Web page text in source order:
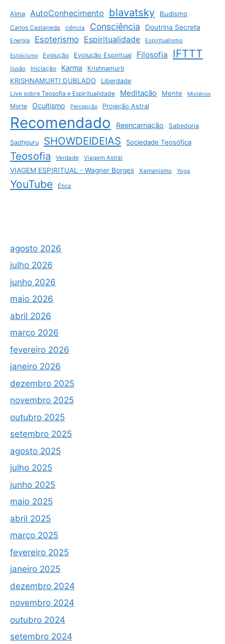
Alma AutoConhecimento blavatsky Budismo
Carlos Castaneda ciência Consciência Doutrina Secreta
Energia Esoterismo Espiritualidade Espiritualismo
Estoicismo Evolução Evolução Espiritual Filosofia IFTTT
ilusão Iniciação Karma Krishnamurti
KRISHNAMURTI DUBLADO
Liberdade
Live sobre Teosofia e Espiritualidade
Meditação Mente Mistérios
Morte Ocultismo Percepção Projeção Astral
Recomendado Reencarnação Sabedoria
Sadhguru SHOWDEIDEIAS Sociedade Teosófica
Teosofia Verdade Viagem Astral
VIAGEM ESPIRITUAL - Wagner Borges Xamanismo Yoga
YouTube Ética
agosto 2026
julho 2026
junho 2026
maio 2026
abril 2026
março 2026
fevereiro 2026
janeiro 2026
dezembro 2025
novembro 2025
outubro 2025
setembro 2025
agosto 2025
julho 2025
junho 2025
maio 2025
abril 2025
março 2025
fevereiro 2025
janeiro 2025
dezembro 2024
novembro 2024
outubro 2024
setembro 2024